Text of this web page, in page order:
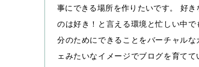
事にできる場所を作りたいです。 好き
のは好き！と言える環境と忙しい中で
分のためにできることをバーチャルな
ェみたいなイメージでブログを育てて